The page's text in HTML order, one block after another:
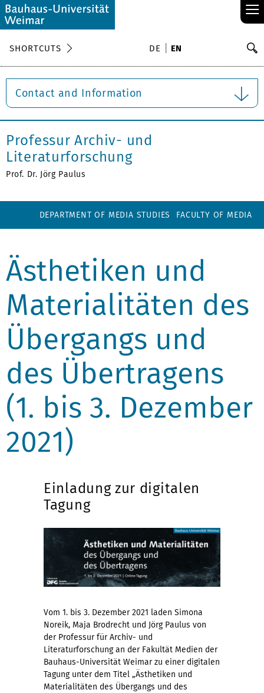
≡
SHORTCUTS DE EN
Contact and Information
Professur Archiv- und
Literaturforschung
Prof. Dr. Jörg Paulus
DEPARTMENT OF MEDIA STUDIES FACULTY OF MEDIA
Ästhetiken und
Materialitäten des
Übergangs und
des Übertragens
(1. bis 3. Dezember
2021)
Einladung zur digitalen
Tagung
Vom 1. bis 3. Dezember 2021 laden Simona
Noreik, Maja Brodrecht und Jörg Paulus von
der Professur für Archiv- und
Literaturforschung an der Fakultät Medien der
Bauhaus-Universität Weimar zu einer digitalen
Tagung unter dem Titel „Ästhetiken und
Materialitäten des Übergangs und des